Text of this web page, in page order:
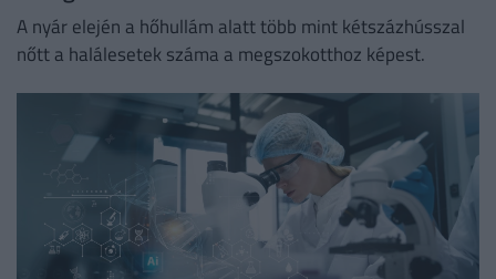
A nyár elején a hőhullám alatt több mint kétszázhússzal
nőtt a halálesetek száma a megszokotthoz képest.